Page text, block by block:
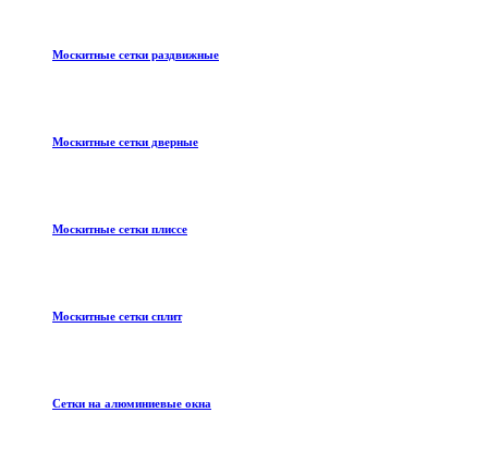
Москитные сетки раздвижные
Москитные сетки дверные
Москитные сетки плиссе
Москитные сетки сплит
Сетки на алюминиевые окна